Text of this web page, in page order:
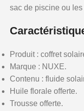
sac de piscine ou
Produit : coffret
Marque : NUXE.
Contenu : fluide
Huile florale offerte.
Trousse offerte.